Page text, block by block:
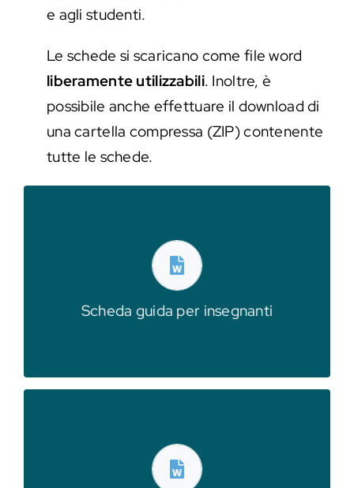
e agli studenti.
Le schede si scaricano come file word
liberamente utilizzabili. Inoltre, è
possibile anche effettuare il download di
una cartella compressa (ZIP) contenente
tutte le schede.
Scheda guida per insegnanti
insegnanti
Modulo 2 | Analizzare il contesto di
produzione, utilizzare le banche dati e i
fondi documentari
produzione, utilizzare le banche dati e i
fondi documentari